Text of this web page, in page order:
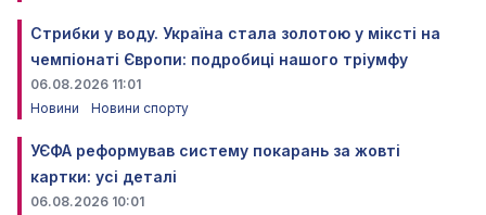
Стрибки у воду. Україна стала золотою у міксті на
чемпіонаті Європи: подробиці нашого тріумфу
06.08.2026 11:01
Новини
Новини спорту
УЄФА реформував систему покарань за жовті
картки: усі деталі
06.08.2026 10:01